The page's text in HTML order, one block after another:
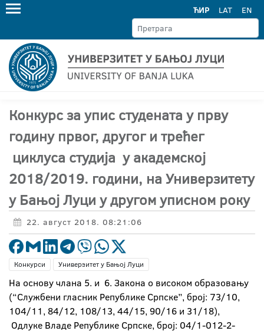
ЋИР LAT EN
Конкурс за упис студената у прву
годину првог, другог и трећег
циклуса студија у академској
2018/2019. години, на Универзитету
у Бањој Луци у другом уписном року
22. август 2018. 08:21:06
Конкурси Универзитет у Бањој Луци
На основу члана 5. и 6. Закона о високом образовању
(“Службени гласник Републике Српске”, број: 73/10,
104/11, 84/12, 108/13, 44/15, 90/16 и 31/18),
Одлуке Владе Републике Српске, број: 04/1-012-2-